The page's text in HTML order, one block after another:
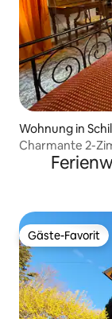
Wohnung in
Charmante 2-
altes
Gäste-Favorit
Gäste-Favorit